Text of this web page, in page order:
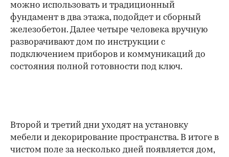
можно использовать и традиционный
фундамент в два этажа, подойдет и сборный
железобетон. Далее четыре человека вручную
разворачивают дом по инструкции с
подключением приборов и коммуникаций до
состояния полной готовности под ключ.
Второй и третий дни уходят на установку
мебели и декорирование пространства. В итоге в
чистом поле за несколько дней появляется дом,